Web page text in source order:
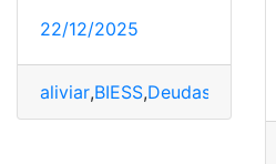
22/12/2025
aliviar,BIESS,Deudas